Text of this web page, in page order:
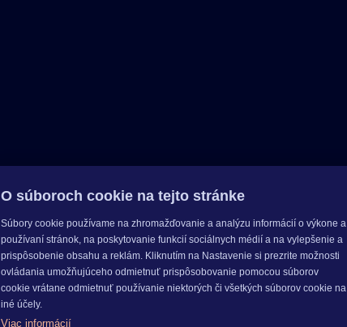
O súboroch cookie na tejto stránke
Súbory cookie používame na zhromažďovanie a analýzu informácií o výkone a
používaní stránok, na poskytovanie funkcií sociálnych médií a na vylepšenie a
prispôsobenie obsahu a reklám. Kliknutím na Nastavenie si prezrite možnosti
ovládania umožňujúceho odmietnuť prispôsobovanie pomocou súborov
cookie vrátane odmietnuť používanie niektorých či všetkých súborov cookie na
iné účely.
Viac informácií